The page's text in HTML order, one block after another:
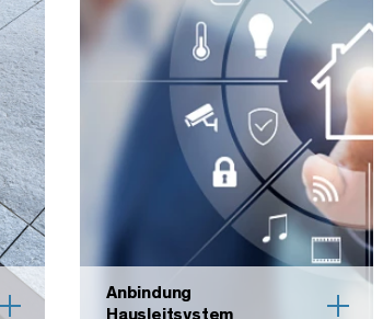
Anbindung
Hausleitsystem